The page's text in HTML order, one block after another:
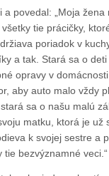
a povedal: „Moja
tie prácičky,
poriadok v
a tak. Stará sa o
opravy v
aby auto malo vždy
sa o našu malú
matku, ktorá je už
k svojej sestre a
bezvýznamné veci.“